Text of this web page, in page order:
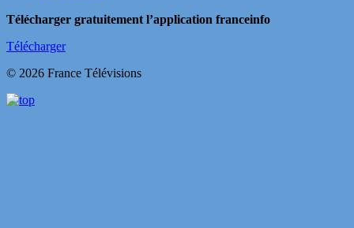
Télécharger gratuitement l’application franceinfo
Télécharger
© 2026 France Télévisions